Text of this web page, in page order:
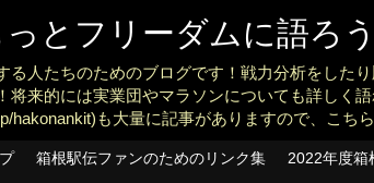
とフリーダムに語ろ
る人たちのためのブログです！戦力分析をした
将来的には実業団やマラソンについても詳しく
hakonankit)も大量に記事がありますので、こち
箱根駅伝ファンのためのリンク集 2022年度箱